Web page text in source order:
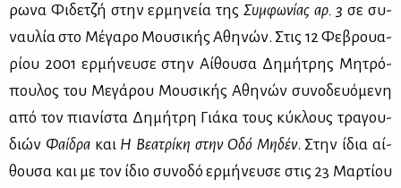
ρω­να Φι­δε­τζή στην ερ­μη­νεία της Συμ­φω­νί­ας αρ. 3 σε συ­
ναυ­λία στο Μέ­γα­ρο Μου­σι­κής Αθη­νών. Στις 12 Φε­βρουα­
ρί­ου 2001 ερ­μή­νευ­σε στην Αί­θου­σα Δη­μή­τρης Μη­τρό­
που­λος του Με­γά­ρου Μου­σι­κής Αθη­νών συ­νο­δευό­με­νη
από τον πια­νί­στα Δη­μή­τρη Γιά­κα τους κύ­κλους τρα­γου­
διών Φαί­δρακαι Η Βε­α­τρί­κη στην Οδό Μη­δέν. Στην ίδια αί­
θου­σα και με τον ίδιο συ­νο­δό ερ­μή­νευ­σε στις 23 Μαρ­τί­ου